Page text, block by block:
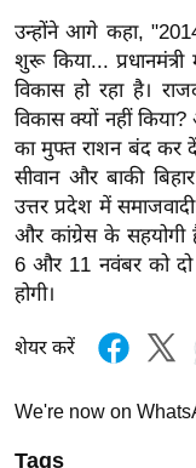
ग
त
ऑ
टो
व
र्ल्ड
न्यू
ज
ब्री
म
रं
उन्होंने आगे कहा, "2014
शुरू किया...
विकास हो रहा है।
विकास क्यों नहीं
का मुफ्त राशन बंद कर
सीवान और बाकी
उत्तर प्रदेश में
और कांग्रेस के सहयोगी
6 और 11 नवंबर को दो
होगी।
शेयर करें
We're now on
Tags